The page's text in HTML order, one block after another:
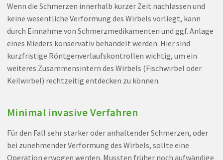
Wenn die Schmerzen innerhalb kurzer Zeit nachlassen und
keine wesentliche Verformung des Wirbels vorliegt, kann
durch Einnahme von Schmerzmedikamenten und ggf. Anlage
eines Mieders konservativ behandelt werden. Hier sind
kurzfristige Röntgenverlaufskontrollen wichtig, um ein
weiteres Zusammensintern des Wirbels (Fischwirbel oder
Keilwirbel) rechtzeitig entdecken zu können.
Minimal invasive Verfahren
Für den Fall sehr starker oder anhaltender Schmerzen, oder
bei zunehmender Verformung des Wirbels, sollte eine
Operation erwogen werden. Mussten früher noch aufwändige